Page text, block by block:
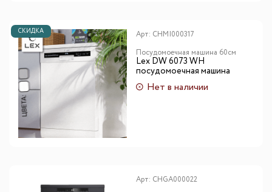
СКИДКА Арт: CHMI000317
Посудомоечная машина 60см
Lex DW 6073 WH
посудомоечная машина
Нет в наличии
Арт: CHGA000022